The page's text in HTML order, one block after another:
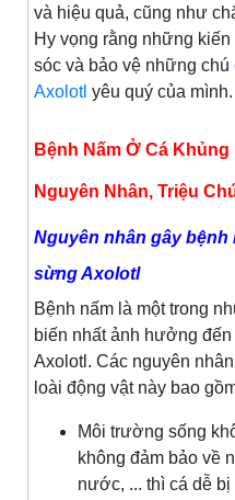
và hiệu quả, cũng như
Hy vọng rằng những
sóc và bảo vệ những chú
Axolotl yêu quý của mình.
Bệnh Nấm Ở Cá
Nguyên Nhân, Triệu
Nguyên nhân gây
sừng Axolotl
Bệnh nấm là một trong
biến nhất ảnh hưởng
Axolotl. Các nguyên
loài động vật này bao
Môi trường sống
không đảm bảo về
nước, ... thì cá dễ bị